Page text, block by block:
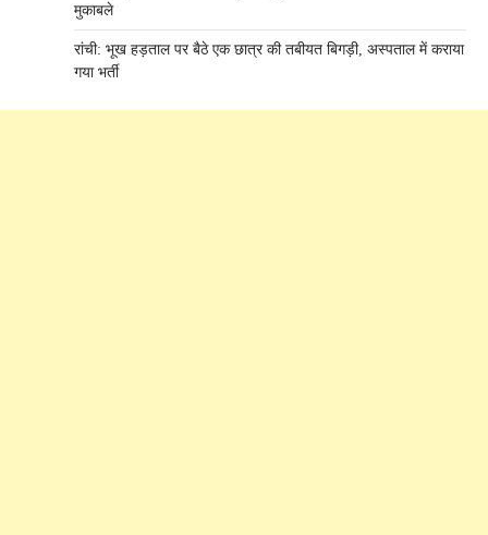
मुकाबले
रांची: भूख हड़ताल पर बैठे एक छात्र की तबीयत बिगड़ी, अस्पताल में कराया
गया भर्ती